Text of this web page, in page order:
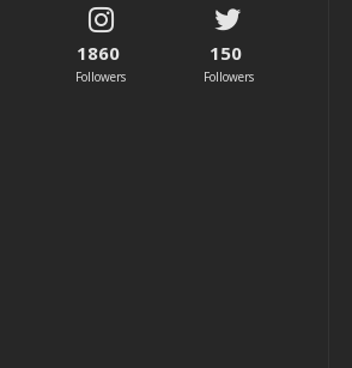
1860
Followers
150
Followers